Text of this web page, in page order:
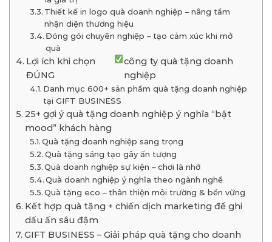
Thiết kế in logo quà doanh nghiệp – nâng tầm
nhận diện thương hiệu
Đóng gói chuyên nghiệp – tạo cảm xúc khi mở
quà
Lợi ích khi chọn
ĐÚNG
công ty quà tặng doanh
nghiệp
Danh mục 600+ sản phẩm quà tặng doanh nghiệp
tại GIFT BUSINESS
25+ gợi ý quà tặng doanh nghiệp ý nghĩa “bật
mood” khách hàng
Quà tặng doanh nghiệp sang trọng
Quà tặng sáng tạo gây ấn tượng
Quà doanh nghiệp sự kiện – chơi là nhớ
Quà doanh nghiệp ý nghĩa theo ngành nghề
Quà tặng eco – thân thiện môi trường & bền vững
Kết hợp quà tặng + chiến dịch marketing để ghi
dấu ấn sâu đậm
GIFT BUSINESS – Giải pháp quà tặng cho doanh